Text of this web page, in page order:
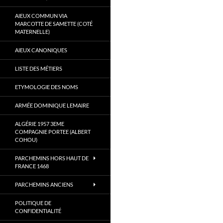
AIEUX COMMUN VIA
MARCOTTE DE SAMETTE (COTÉ
MATERNELLE)
AIEUX CANONIQUES
LISTE DES MÉTIERS
ETYMOLOGIE DES NOMS
ARMÉE DOMINIQUE LEMAIRE
ALGÉRIE 1957 3EME
COMPAGNIE PORTEE (ALBERT
COHOU)
PARCHEMINS HORS HAUT DE
FRANCE 1468
PARCHEMINS ANCIENS
POLITIQUE DE
CONFIDENTIALITÉ